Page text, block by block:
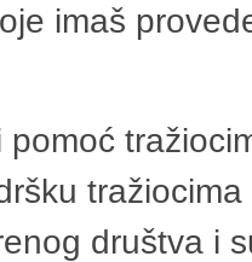
imaš
društva i